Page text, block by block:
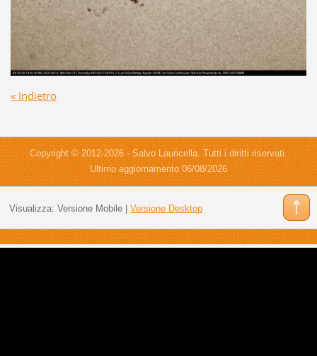
« Indietro
Copyright © 2012-2026 - Salvo Lauricella. Tutti i diritti riservati.
Ultimo aggiornamento 06/08/2026
Visualizza: Versione Mobile| Versione Desktop